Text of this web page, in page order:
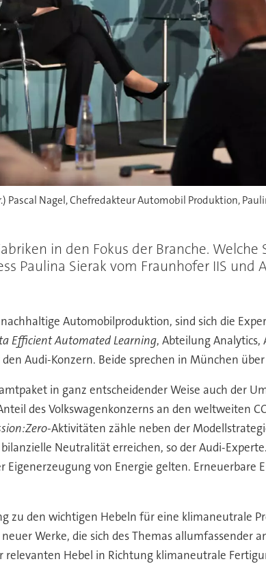
Nagel, Chefredakteur Automobil Produktion,
in den Fokus der Branche.
Paulina Sierak vom Fraunhofer IIS
Automobilproduktion, sind sich die
Efficient Automated Learning, Abteilung Analytics,
Audi-Konzern. Beide sprechen in München
in ganz entscheidender Weise auch der
des Volkswagenkonzerns an den weltweiten
-Aktivitäten zähle neben der
Neutralität erreichen, so der Audi-
Eigenerzeugung von Energie gelten.
zu den wichtigen Hebeln für eine klimaneutrale
Werke, die sich des Themas allumfassender
Hebel in Richtung klimaneutrale